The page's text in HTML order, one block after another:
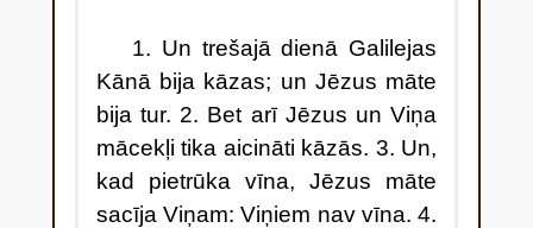
1. Un trešajā dienā Galilejas
Kānā bija kāzas; un Jēzus māte
bija tur. 2. Bet arī Jēzus un Viņa
mācekļi tika aicināti kāzās. 3. Un,
kad pietrūka vīna, Jēzus māte
sacīja Viņam: Viņiem nav vīna. 4.